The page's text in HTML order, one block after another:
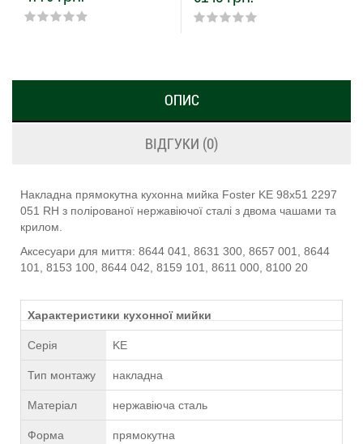
ОПИС
ВІДГУКИ (0)
Накладна прямокутна кухонна мийка Foster KE 98х51 2297
051 RH з полірованої нержавіючої сталі з двома чашами та
крилом.
Аксесуари для миття: 8644 041, 8631 300, 8657 001, 8644
101, 8153 100, 8644 042, 8159 101, 8611 000, 8100 20
Характеристики кухонної мийки
Серія KE
Тип монтажу накладна
Матеріал нержавіюча сталь
Форма прямокутна